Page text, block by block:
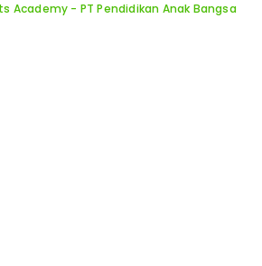
Academy - PT Pendidikan Anak Bangsa